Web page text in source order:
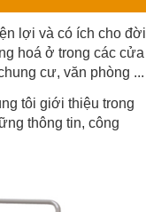
lợi và có ích cho đời
hoá ở trong các cửa
cư, văn phòng ...
tôi giới thiệu trong
thông tin, công